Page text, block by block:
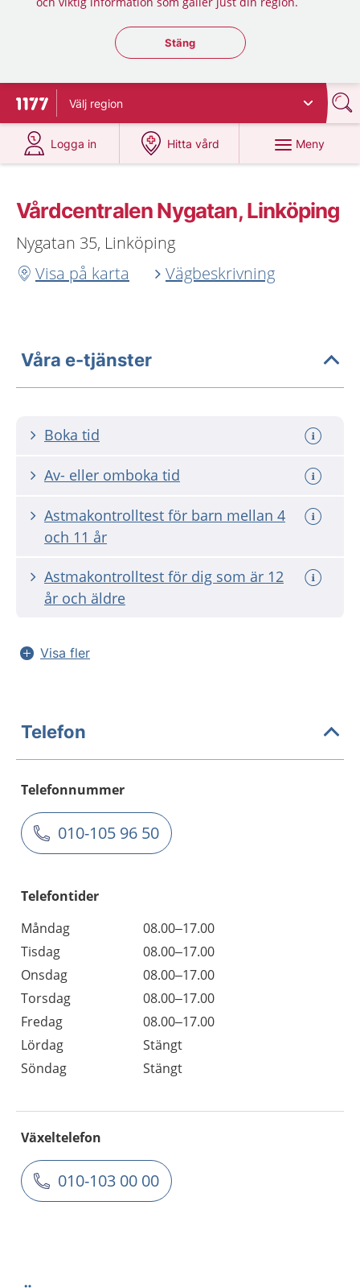
Stäng regionsväljaren
Stäng
Till startsidan för 1177
Välj region
Logga in
på 1177.se
Hitta vård
på 1177.se
Meny
Vårdcentralen Nygatan, Linköping
Nygatan 35, Linköping
Visa på karta
Vägbeskrivning
Våra e-tjänster
Boka tid
Av- eller omboka tid
Astmakontrolltest för barn mellan 4
och 11 år
Astmakontrolltest för dig som är 12
år och äldre
Visa fler
Telefon
Telefonnummer
010-105 96 50
Telefontider
Måndag
08.00–17.00
Tisdag
08.00–17.00
Onsdag
08.00–17.00
Torsdag
08.00–17.00
Fredag
08.00–17.00
Lördag
Stängt
Söndag
Stängt
Växeltelefon
010-103 00 00